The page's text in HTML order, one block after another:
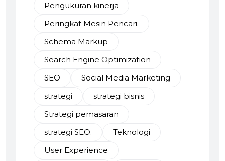
Pengukuran kinerja
Peringkat Mesin Pencari.
Schema Markup
Search Engine Optimization
SEO
Social Media Marketing
strategi
strategi bisnis
Strategi pemasaran
strategi SEO.
Teknologi
User Experience